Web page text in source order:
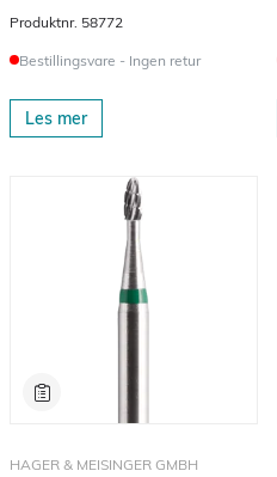
Produktnr. 58772
Bestillingsvare - Ingen retur
Les mer
HAGER & MEISINGER GMBH